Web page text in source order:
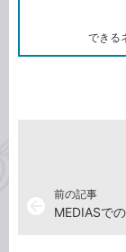
できる
前の記事
MEDIASで